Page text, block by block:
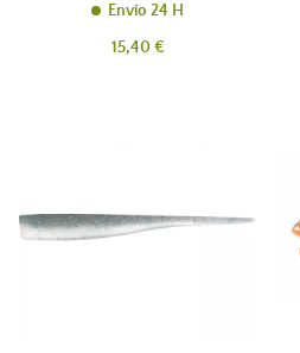
Envío 24 H
Precio
15,40 €